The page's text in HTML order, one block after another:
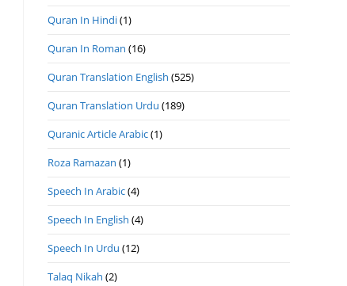
Quran In Hindi(1)
Quran In Roman (16)
Quran Translation English (525)
Quran Translation Urdu (189)
Quranic Article Arabic(1)
Roza Ramazan (1)
Speech In Arabic(4)
Speech In English (4)
Speech In Urdu (12)
Talaq Nikah (2)